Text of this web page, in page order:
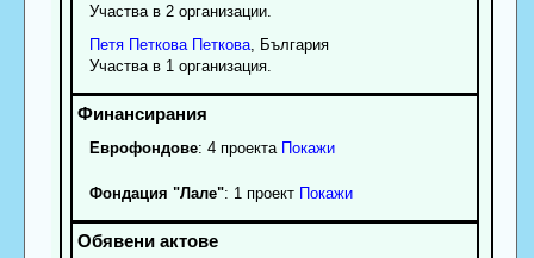
Участва в 2 организации.
Петя Петкова Петкова, България
Участва в 1 организация.
Еврофондове: 4 проекта Покажи
Фондация "Лале": 1 проект Покажи